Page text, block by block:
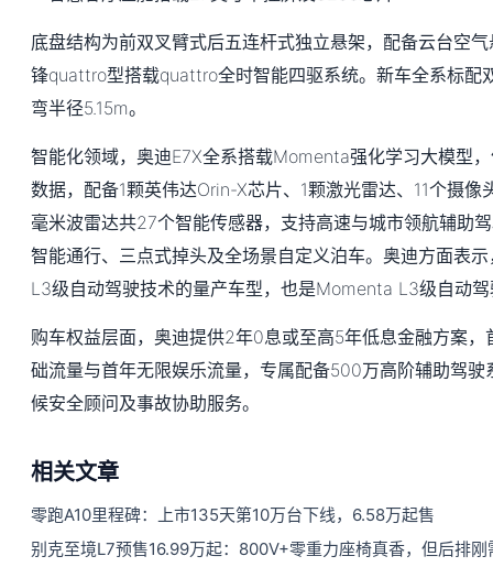
底盘结构为前双叉臂式后五连杆式独立悬架，配备云台空
锋quattro型搭载quattro全时智能四驱系统。新车全系标配
弯半径5.15m。
智能化领域，奥迪E7X全系搭载Momenta强化学习大模型
数据，配备1颗英伟达Orin-X芯片、1颗激光雷达、11个摄
毫米波雷达共27个智能传感器，支持高速与城市领航辅助
智能通行、三点式掉头及全场景自定义泊车。奥迪方面表
L3级自动驾驶技术的量产车型，也是Momenta L3级自动
购车权益层面，奥迪提供2年0息或至高5年低息金融方案
础流量与首年无限娱乐流量，专属配备500万高阶辅助驾
候安全顾问及事故协助服务。
相关文章
零跑A10里程碑：上市135天第10万台下线，6.58万起售
别克至境L7预售16.99万起：800V+零重力座椅真香，但后排刚